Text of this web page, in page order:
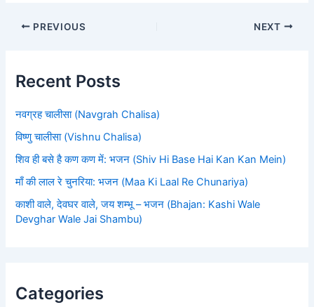
PREVIOUS NEXT
Recent Posts
नवग्रह चालीसा (Navgrah Chalisa)
विष्णु चालीसा (Vishnu Chalisa)
शिव ही बसे है कण कण में: भजन (Shiv Hi Base Hai Kan Kan Mein)
माँ की लाल रे चुनरिया: भजन (Maa Ki Laal Re Chunariya)
काशी वाले, देवघर वाले, जय शम्भू – भजन (Bhajan: Kashi Wale
Devghar Wale Jai Shambu)
Categories